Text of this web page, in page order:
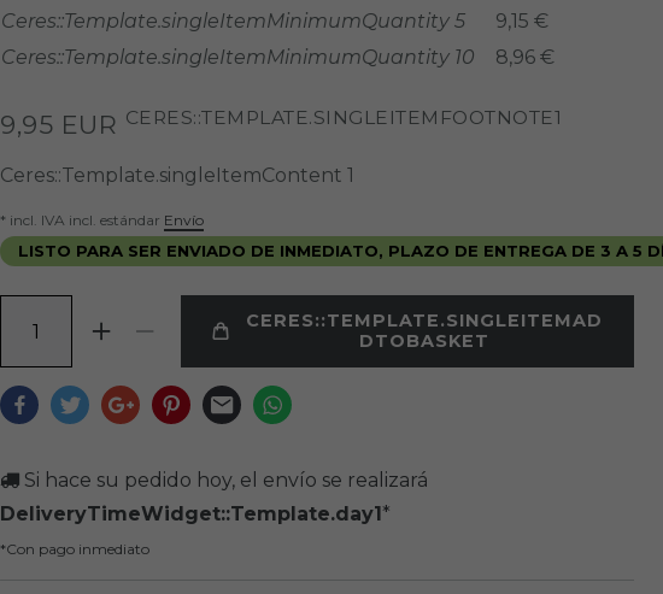
Ceres::Template.singleItemMinimumQuantity 5
9,15 €
Ceres::Template.singleItemMinimumQuantity 10
8,96 €
9,95 EUR CERES::TEMPLATE.SINGLEITEMFOOTNOTE1
Ceres::Template.singleItemContent 1
* incl. IVA incl. estándar Envío
LISTO PARA SER ENVIADO DE INMEDIATO, PLAZO DE ENTREGA DE 3 A 5
CERES::TEMPLATE.SINGLEITEMAD
DTOBASKET
Si hace su pedido hoy, el envío se realizará
DeliveryTimeWidget::Template.day1*
*Con pago inmediato